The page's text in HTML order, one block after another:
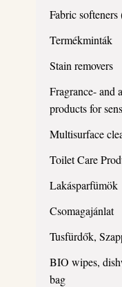
Fabric
Termékminták
Stain removers
Fragrance- and
products for
Multisurface
Toilet Care
Lakásparfümök
Csomagajánlat
Tusfürdők,
BIO wipes,
bag